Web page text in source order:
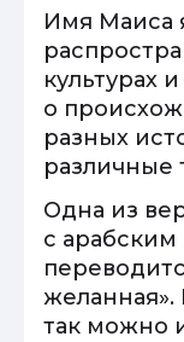
Имя Маиса
культурах
о
разных
различные
Одна из
с
так можно